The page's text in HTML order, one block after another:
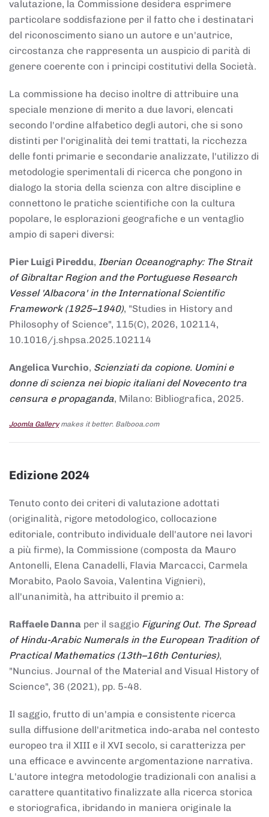
valutazione, la Commissione desidera esprimere
particolare soddisfazione per il fatto che i destinatari
del riconoscimento siano un autore e un'autrice,
circostanza che rappresenta un auspicio di parità di
genere coerente con i principi costitutivi della Società.
La commissione ha deciso inoltre di attribuire una
speciale menzione di merito a due lavori, elencati
secondo l'ordine alfabetico degli autori, che si sono
distinti per l'originalità dei temi trattati, la ricchezza
delle fonti primarie e secondarie analizzate, l'utilizzo di
metodologie sperimentali di ricerca che pongono in
dialogo la storia della scienza con altre discipline e
connettono le pratiche scientifiche con la cultura
popolare, le esplorazioni geografiche e un ventaglio
ampio di saperi diversi:
Pier Luigi Pireddu, Iberian Oceanography: The Strait
of Gibraltar Region and the Portuguese Research
Vessel 'Albacora' in the International Scientific
Framework (1925–1940), "Studies in History and
Philosophy of Science", 115(C), 2026, 102114,
10.1016/j.shpsa.2025.102114
Angelica Vurchio, Scienziati da copione. Uomini e
donne di scienza nei biopic italiani del Novecento tra
censura e propaganda, Milano: Bibliografica, 2025.
Joomla Gallerymakes it better. Balbooa.com
Edizione 2024
Tenuto conto dei criteri di valutazione adottati
(originalità, rigore metodologico, collocazione
editoriale, contributo individuale dell'autore nei lavori
a più firme), la Commissione (composta da Mauro
Antonelli, Elena Canadelli, Flavia Marcacci, Carmela
Morabito, Paolo Savoia, Valentina Vignieri),
all'unanimità, ha attribuito il premio a:
Raffaele Danna per il saggio Figuring Out. The Spread
of Hindu-Arabic Numerals in the European Tradition of
Practical Mathematics (13th–16th Centuries),
"Nuncius. Journal of the Material and Visual History of
Science", 36 (2021), pp. 5-48.
Il saggio, frutto di un'ampia e consistente ricerca
sulla diffusione dell'aritmetica indo-araba nel contesto
europeo tra il XIII e il XVI secolo, si caratterizza per
una efficace e avvincente argomentazione narrativa.
L'autore integra metodologie tradizionali con analisi a
carattere quantitativo finalizzate alla ricerca storica
e storiografica, ibridando in maniera originale la